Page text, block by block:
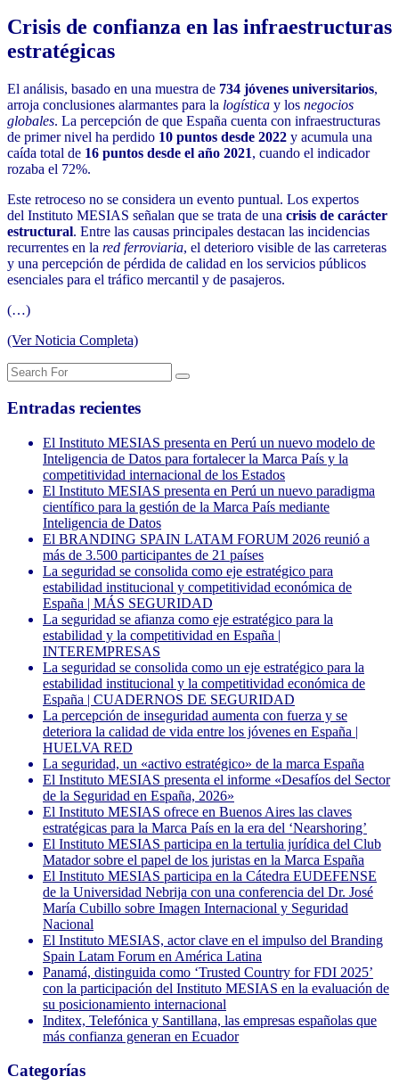
Crisis de confianza en las infraestructuras
estratégicas
El análisis, basado en una muestra de 734 jóvenes universitarios,
arroja conclusiones alarmantes para la logística y los negocios
globales. La percepción de que España cuenta con infraestructuras
de primer nivel ha perdido 10 puntos desde 2022 y acumula una
caída total de 16 puntos desde el año 2021, cuando el indicador
rozaba el 72%.
Este retroceso no se considera un evento puntual. Los expertos
del Instituto MESIAS señalan que se trata de una crisis de carácter
estructural. Entre las causas principales destacan las incidencias
recurrentes en la red ferroviaria, el deterioro visible de las carreteras
y una percepción de pérdida de calidad en los servicios públicos
esenciales para el tráfico mercantil y de pasajeros.
(…)
(Ver Noticia Completa)
Entradas recientes
El Instituto MESIAS presenta en Perú un nuevo modelo de
Inteligencia de Datos para fortalecer la Marca País y la
competitividad internacional de los Estados
El Instituto MESIAS presenta en Perú un nuevo paradigma
científico para la gestión de la Marca País mediante
Inteligencia de Datos
El BRANDING SPAIN LATAM FORUM 2026 reunió a
más de 3.500 participantes de 21 países
La seguridad se consolida como eje estratégico para
estabilidad institucional y competitividad económica de
España | MÁS SEGURIDAD
La seguridad se afianza como eje estratégico para la
estabilidad y la competitividad en España |
INTEREMPRESAS
La seguridad se consolida como un eje estratégico para la
estabilidad institucional y la competitividad económica de
España | CUADERNOS DE SEGURIDAD
La percepción de inseguridad aumenta con fuerza y se
deteriora la calidad de vida entre los jóvenes en España |
HUELVA RED
La seguridad, un «activo estratégico» de la marca España
El Instituto MESIAS presenta el informe «Desafíos del Sector
de la Seguridad en España, 2026»
El Instituto MESIAS ofrece en Buenos Aires las claves
estratégicas para la Marca País en la era del ‘Nearshoring’
El Instituto MESIAS participa en la tertulia jurídica del Club
Matador sobre el papel de los juristas en la Marca España
El Instituto MESIAS participa en la Cátedra EUDEFENSE
de la Universidad Nebrija con una conferencia del Dr. José
María Cubillo sobre Imagen Internacional y Seguridad
Nacional
El Instituto MESIAS, actor clave en el impulso del Branding
Spain Latam Forum en América Latina
Panamá, distinguida como ‘Trusted Country for FDI 2025’
con la participación del Instituto MESIAS en la evaluación de
su posicionamiento internacional
Inditex, Telefónica y Santillana, las empresas españolas que
más confianza generan en Ecuador
Categorías